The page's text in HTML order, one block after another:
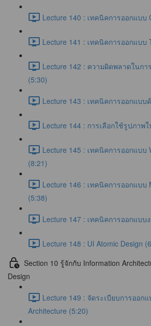
Lecture 140 : เทคนิคการออกแบบ
Lecture 141 : เทคนิคการออกแบบ
Lecture 142 : ความผิดพลาดในกา
(5:30)
Lecture 143 : เทคนิคการออกแบบ
Lecture 144 : การเลือกใช้รูปภาพ
Lecture 145 : เทคนิคการออกแบบ
(8:21)
Lecture 146 : เทคนิคการออกแบบ
(5:38)
Lecture 147 : เทคนิคการออกแบบ
Lecture 148 : UI Atomic Design
Section 10 รู้จักกับ Information
Design
Lecture 149 : จัดระเบียบการออก
Architecture (5:20)